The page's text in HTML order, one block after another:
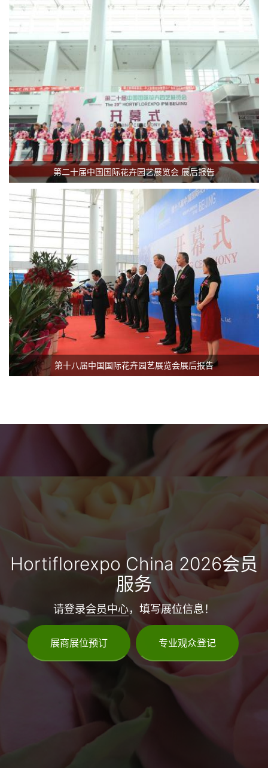
第二十届中国国际花卉园艺展览会 展后报告
第十八届中国国际花卉园艺展览会展后报告
Hortiflorexpo China 2026会员
服务
请登录会员中心，填写展位信息！
展商展位预订 专业观众登记